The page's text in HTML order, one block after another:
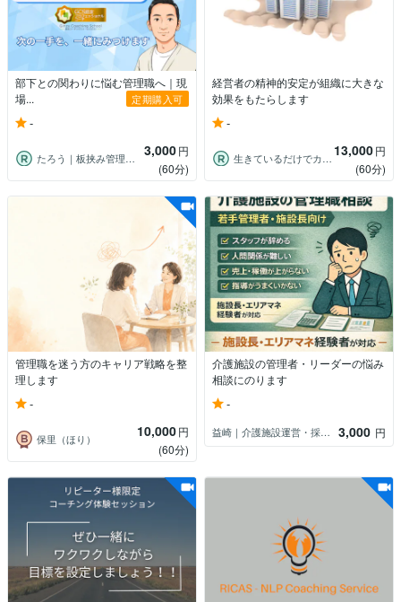
部下との関わりに悩む管理職へ｜現
場...
定期購入可
-
たろう｜板挟み管理職の思考整理屋 3,000円
(60分)
経営者の精神的安定が組織に大きな
効果をもたらします
-
生きているだけでカウンセラー 紀凛 13,000円
(60分)
管理職を迷う方のキャリア戦略を整
理します
-
保里（ほり） 10,000円
(60分)
介護施設の管理者・リーダーの悩み
相談にのります
-
益崎｜介護施設運営・採用支援 3,000 円